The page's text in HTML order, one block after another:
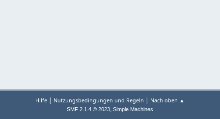
Hilfe | Nutzungsbedingungen und Regeln | Nach oben ▲
SMF 2.1.4 © 2023, Simple Machines